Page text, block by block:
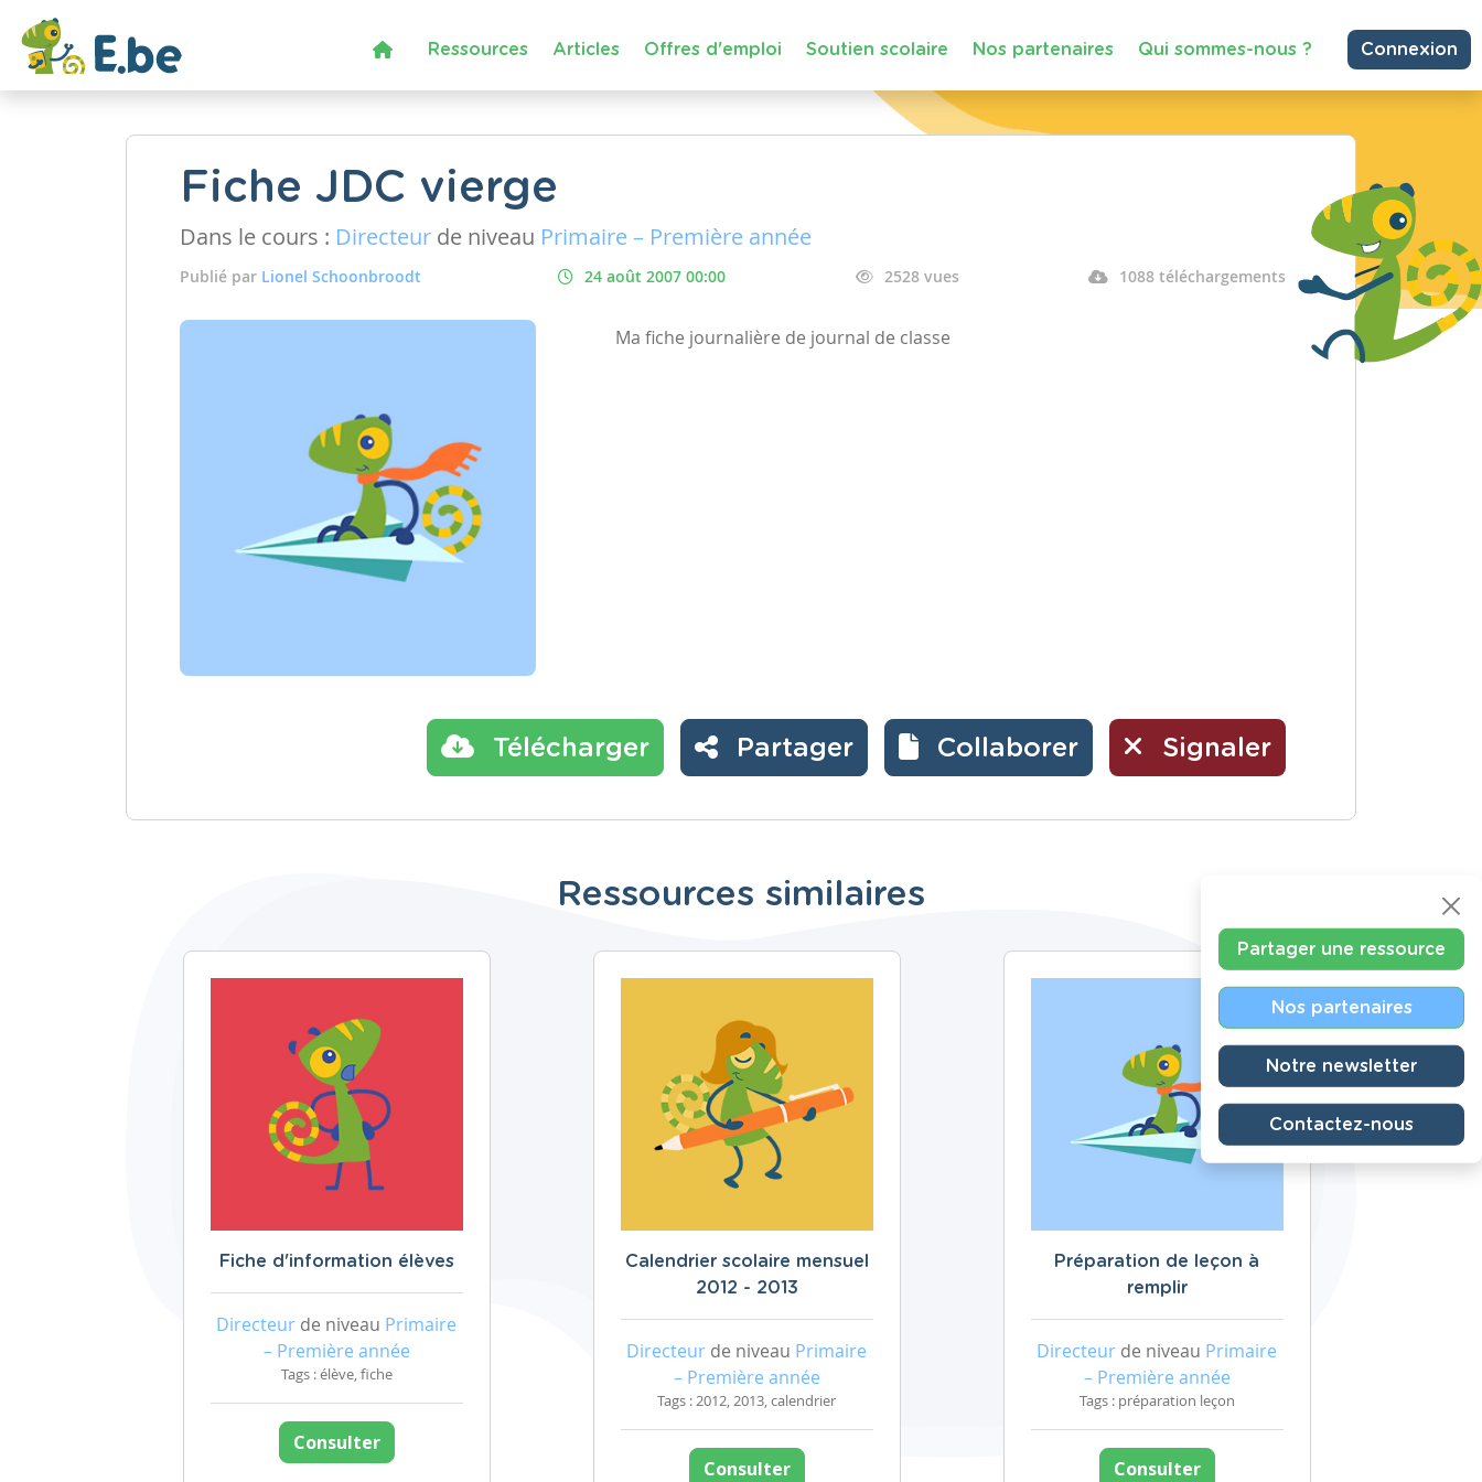
Ressources Articles Offres d'emploi Soutien scolaire Nos partenaires Qui sommes-nous ? Connexion
Fiche JDC vierge
Dans le cours : Directeur de niveau Primaire – Première année
Publié par Lionel Schoonbroodt 24 août 2007 00:00 2528 vues 1088 téléchargements
Ma fiche journalière de journal de classe
Télécharger Partager Collaborer Signaler
Ressources similaires
Fiche d'information élèves
Directeur de niveau Primaire
– Première année
Tags : élève, fiche
Consulter
Calendrier scolaire mensuel
2012 - 2013
Directeur de niveau Primaire
– Première année
Tags : 2012, 2013, calendrier
Consulter
Préparation de leçon à
remplir
Directeur de niveau Primaire
– Première année
Tags : préparation leçon
Consulter
Partager une ressource
Nos partenaires
Notre newsletter
Contactez-nous